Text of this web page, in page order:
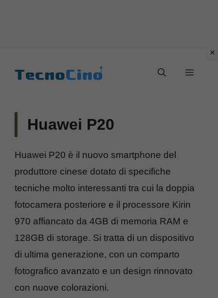
Menu
Huawei P20
Huawei P20 è il nuovo smartphone del
produttore cinese dotato di specifiche
tecniche molto interessanti tra cui la doppia
fotocamera posteriore e il processore Kirin
970 affiancato da 4GB di memoria RAM e
128GB di storage. Si tratta di un dispositivo
di ultima generazione, con un comparto
fotografico avanzato e un design rinnovato
con nuove colorazioni.